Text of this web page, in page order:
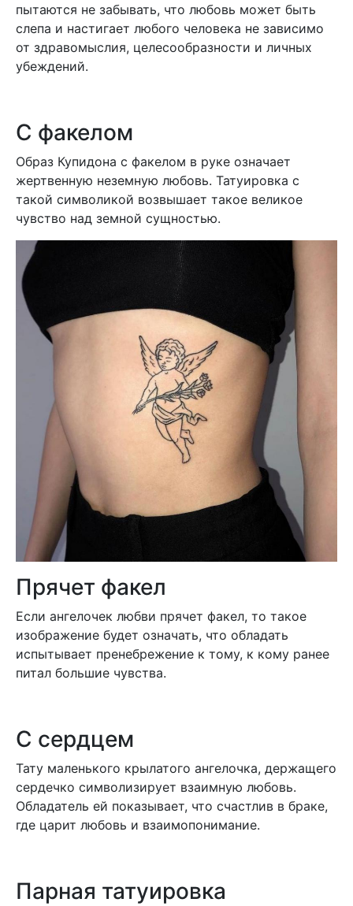
пытаются не забывать, что любовь может быть
слепа и настигает любого человека не зависимо
от здравомыслия, целесообразности и личных
убеждений.
С факелом
Образ Купидона с факелом в руке означает
жертвенную неземную любовь. Татуировка с
такой символикой возвышает такое великое
чувство над земной сущностью.
Прячет факел
Если ангелочек любви прячет факел, то такое
изображение будет означать, что обладать
испытывает пренебрежение к тому, к кому ранее
питал большие чувства.
С сердцем
Тату маленького крылатого ангелочка, держащего
сердечко символизирует взаимную любовь.
Обладатель ей показывает, что счастлив в браке,
где царит любовь и взаимопонимание.
Парная татуировка